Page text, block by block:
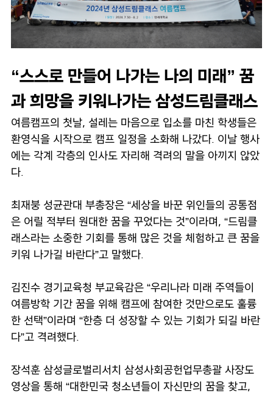
“스스로 만들어 나가는 나의 미래” 꿈
과 희망을 키워나가는 삼성드림클래스
여름캠프의 첫날, 설레는 마음으로 입소를 마친 학생들은
환영식을 시작으로 캠프 일정을 소화해 나갔다. 이날 행사
에는 각계 각층의 인사도 자리해 격려의 말을 아끼지 않았
다.
최재붕 성균관대 부총장은 “세상을 바꾼 위인들의 공통점
은 어릴 적부터 원대한 꿈을 꾸었다는 것”이라며, “드림클
래스라는 소중한 기회를 통해 많은 것을 체험하고 큰 꿈을
키워 나가길 바란다”고 말했다.
김진수 경기교육청 부교육감은 “우리나라 미래 주역들이
여름방학 기간 꿈을 위해 캠프에 참여한 것만으로도 훌륭
한 선택”이라며 “한층 더 성장할 수 있는 기회가 되길 바란
다”고 격려했다.
장석훈 삼성글로벌리서치 삼성사회공헌업무총괄 사장도
영상을 통해 “대한민국 청소년들이 자신만의 꿈을 찾고,